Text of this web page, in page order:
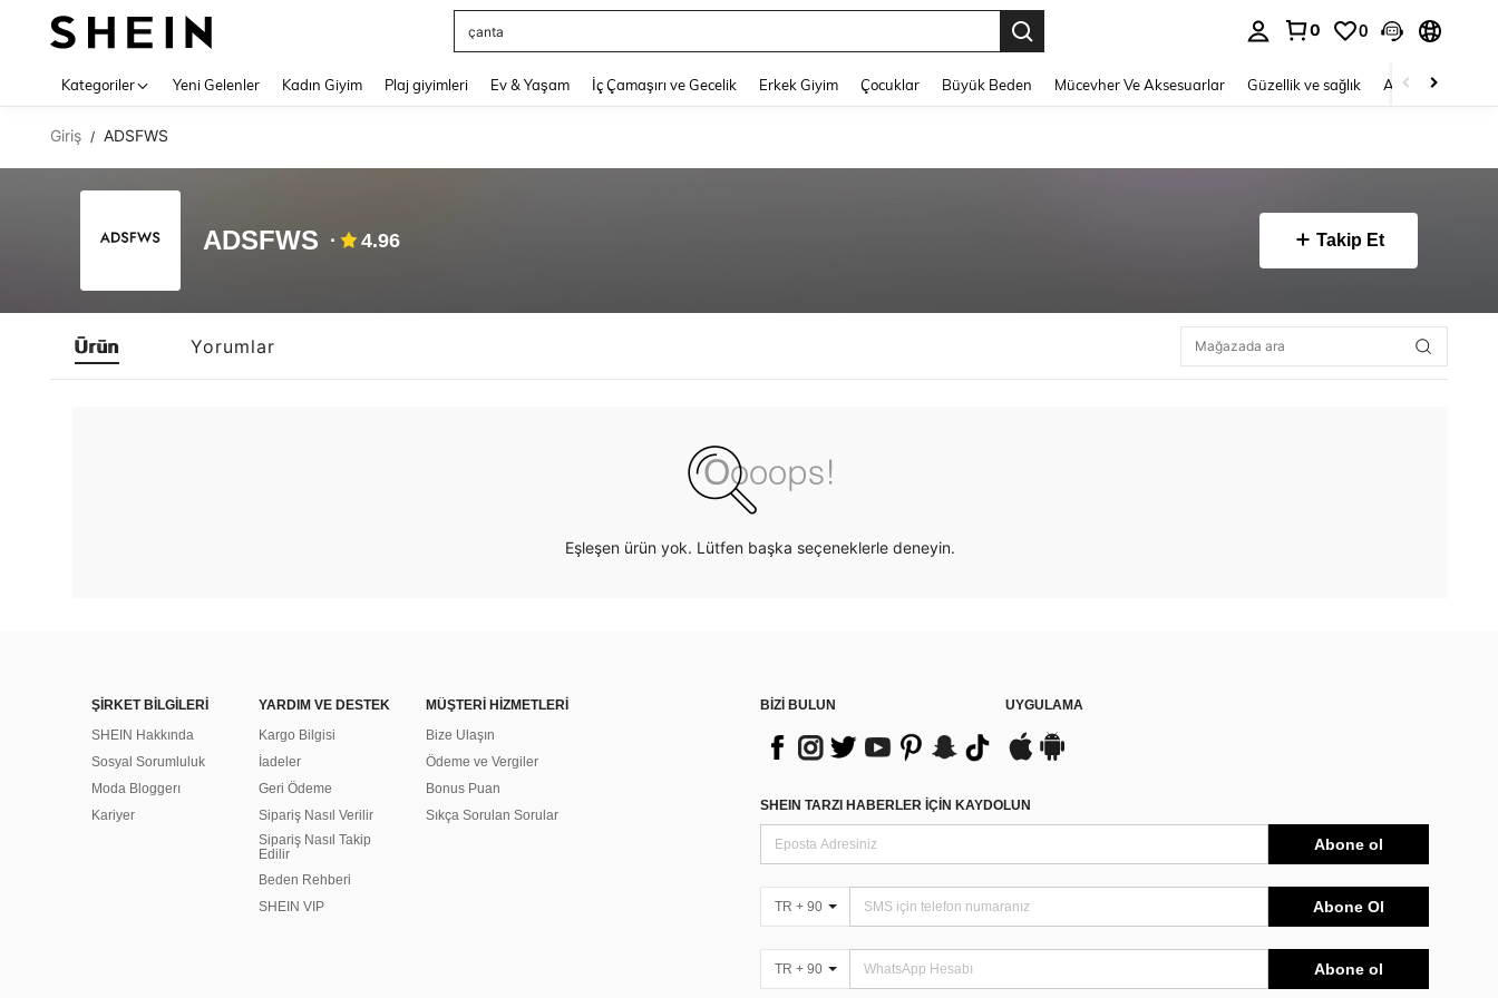
çanta
0 0
Kategoriler Yeni Gelenler Kadın Giyim Plaj giyimleri Ev & Yaşam İç Çamaşırı ve Gecelik Erkek Giyim Çocuklar Büyük Beden Mücevher Ve Aksesuarlar Güzellik ve sağlık Ayakkabı
Giriş / ADSFWS
ADSFWS 4.96 Takip Et
Ürün Yorumlar
Eşleşen ürün yok. Lütfen başka seçeneklerle deneyin.
ŞİRKET BİLGİLERİ
SHEIN Hakkında
Sosyal Sorumluluk
Moda Bloggerı
Kariyer
YARDIM VE DESTEK
Kargo Bilgisi
İadeler
Geri Ödeme
Sipariş Nasıl Verilir
Sipariş Nasıl Takip
Edilir
Beden Rehberi
SHEIN VIP
MÜŞTERİ HİZMETLERİ
Bize Ulaşın
Ödeme ve Vergiler
Bonus Puan
Sıkça Sorulan Sorular
BİZİ BULUN UYGULAMA
SHEIN TARZI HABERLER IÇIN KAYDOLUN
Abone ol
TR + 90 Abone Ol
TR + 90 Abone ol